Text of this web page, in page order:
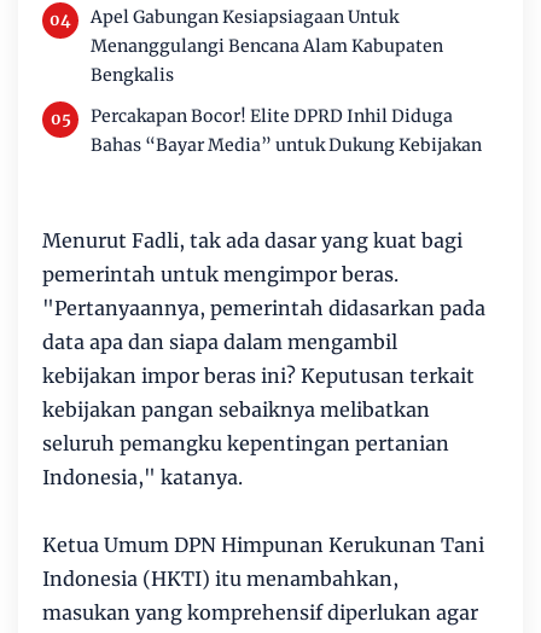
Apel Gabungan Kesiapsiagaan Untuk
Menanggulangi Bencana Alam Kabupaten
Bengkalis
Percakapan Bocor! Elite DPRD Inhil Diduga
Bahas “Bayar Media” untuk Dukung Kebijakan
Menurut Fadli, tak ada dasar yang kuat bagi
pemerintah untuk mengimpor beras.
"Pertanyaannya, pemerintah didasarkan pada
data apa dan siapa dalam mengambil
kebijakan impor beras ini? Keputusan terkait
kebijakan pangan sebaiknya melibatkan
seluruh pemangku kepentingan pertanian
Indonesia," katanya.
Ketua Umum DPN Himpunan Kerukunan Tani
Indonesia (HKTI) itu menambahkan,
masukan yang komprehensif diperlukan agar